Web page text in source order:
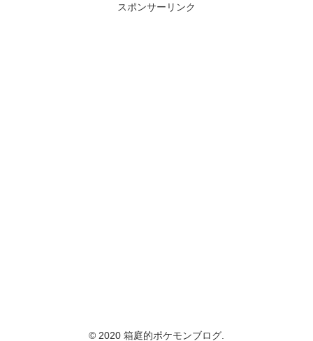
スポンサーリンク
© 2020 箱庭的ポケモンブログ.